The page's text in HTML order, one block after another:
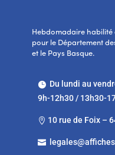
Hebdomadaire habilité
pour le Département
et le Pays Basque.
Du lundi au
9h-12h30 / 13h30-
 10 rue de Foix –
